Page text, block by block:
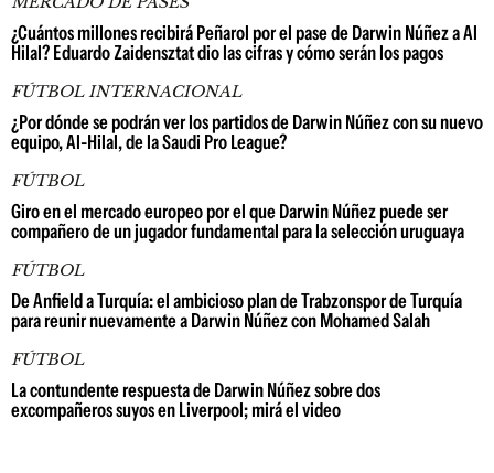
¿Cuántos millones recibirá Peñarol por el pase de Darwin Núñez a Al
Hilal? Eduardo Zaidensztat dio las cifras y cómo serán los pagos
FÚTBOL INTERNACIONAL
¿Por dónde se podrán ver los partidos de Darwin Núñez con su nuevo
equipo, Al-Hilal, de la Saudi Pro League?
FÚTBOL
Giro en el mercado europeo por el que Darwin Núñez puede ser
compañero de un jugador fundamental para la selección uruguaya
FÚTBOL
De Anfield a Turquía: el ambicioso plan de Trabzonspor de Turquía
para reunir nuevamente a Darwin Núñez con Mohamed Salah
FÚTBOL
La contundente respuesta de Darwin Núñez sobre dos
excompañeros suyos en Liverpool; mirá el video